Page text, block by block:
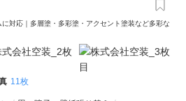
対応｜多層塗・多彩塗・アクセント塗装など多彩な
11枚